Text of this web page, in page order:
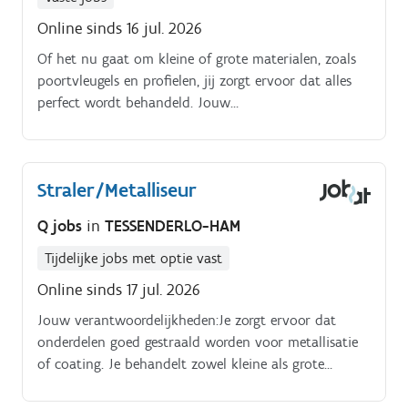
kunnen presteren- plichtsbewust en collegiaal
ingesteld zijn- nauwgezet en veilig werken- bereid zijn
om in ploegen te werken (eerste weken opleiding
enkel tijdens dagploeg).
Online sinds 16 jul. 2026
Of het nu gaat om kleine of grote materialen, zoals
poortvleugels en profielen, jij zorgt ervoor dat alles
perfect wordt behandeld. Jouw
Straler/Metalliseur
Q jobs in TESSENDERLO-HAM
Tijdelijke jobs met optie vast
Online sinds 17 jul. 2026
Jouw verantwoordelijkheden:Je zorgt ervoor dat
onderdelen goed gestraald worden voor metallisatie
of coating. Je behandelt zowel kleine als grote